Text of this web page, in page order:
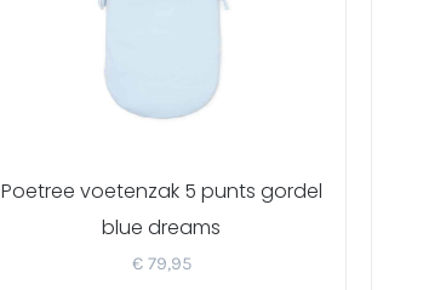
Poetree voetenzak 5 punts gordel
blue dreams
€79,95